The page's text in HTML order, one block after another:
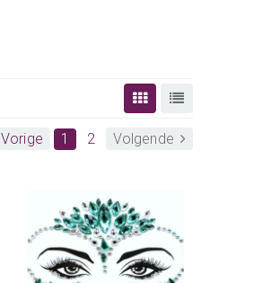
Vorige 1 2 Volgende